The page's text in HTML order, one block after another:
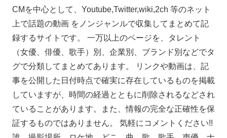
CMを中心として、Youtube,Twitter,wiki,2ch 等のネット
上で話題の動画 をノンジャンルで収集してまとめて記
録するサイトです。 一万以上のページを、タレント
（女優、俳優、歌手）別、企業別、ブランド別などでタ
グで分類してまとめてあります。 リンクや動画は、記
事を公開した日付時点で確実に存在しているものを掲載
していますが、時間の経過とともに削除されるなどされ
ていることがあります。また、情報の完全な正確性を保
証するものではありません。 気軽にコメントください!!